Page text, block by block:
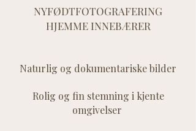
NYFØDTFOTOGRAFERING
HJEMME INNEBÆRER
Naturlig og dokumentariske bilder
Rolig og fin stemning i kjente
omgivelser